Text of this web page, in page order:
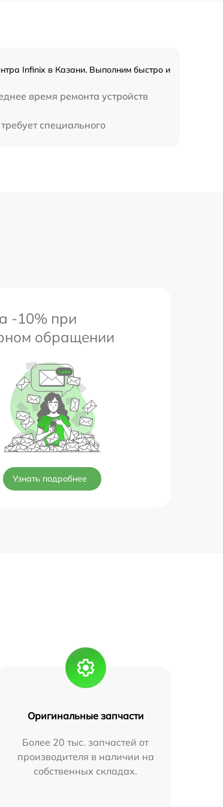
1750 р
1100 р
Infinix в Казани. Выполним быстро и
время ремонта устройств
специального
-10% при
обращении
Узнать подробнее
Оригинальные запчасти
Более 20 тыс. запчастей от
производителя в наличии на
собственных складах.